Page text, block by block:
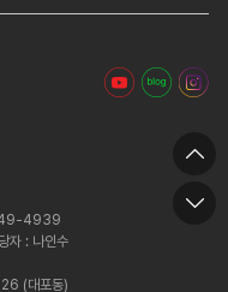
4939
자 : 나인수
(대포동)